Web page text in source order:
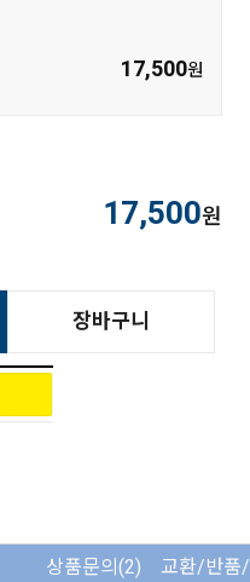
17,500원
17,500원
장바구니
상품문의(2) 교환/반품